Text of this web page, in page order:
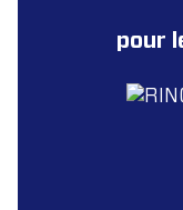
pour